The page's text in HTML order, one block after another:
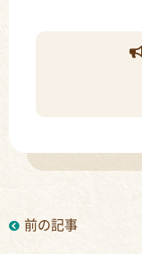
前の記事